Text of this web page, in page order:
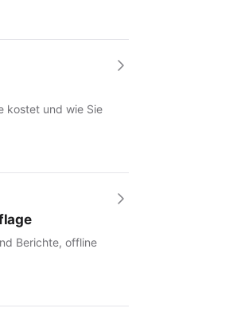
kostet und wie Sie
Berichte, offline